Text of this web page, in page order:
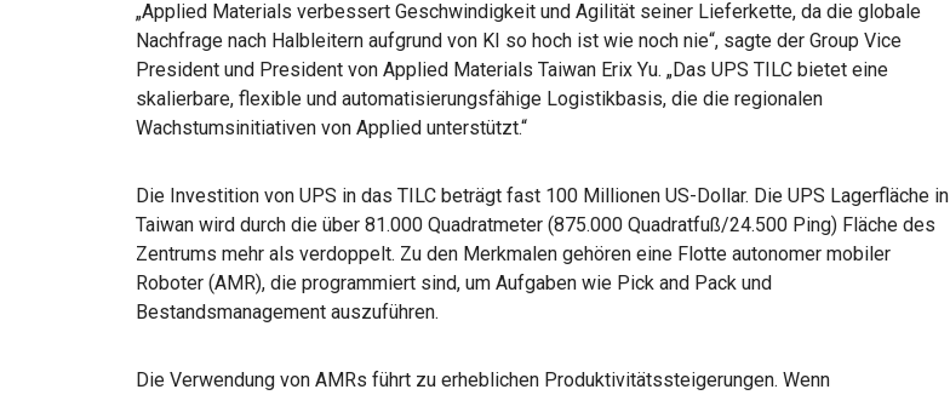
„Applied Materials verbessert Geschwindigkeit und Agilität seiner Lieferkette, da die globale
Nachfrage nach Halbleitern aufgrund von KI so hoch ist wie noch nie“, sagte der Group Vice
President und President von Applied Materials Taiwan Erix Yu. „Das UPS TILC bietet eine
skalierbare, flexible und automatisierungsfähige Logistikbasis, die die regionalen
Wachstumsinitiativen von Applied unterstützt.“
Die Investition von UPS in das TILC beträgt fast 100 Millionen US-Dollar. Die UPS Lagerfläche in
Taiwan wird durch die über 81.000 Quadratmeter (875.000 Quadratfuß/24.500 Ping) Fläche des
Zentrums mehr als verdoppelt. Zu den Merkmalen gehören eine Flotte autonomer mobiler
Roboter (AMR), die programmiert sind, um Aufgaben wie Pick and Pack und
Bestandsmanagement auszuführen.
Die Verwendung von AMRs führt zu erheblichen Produktivitätssteigerungen. Wenn